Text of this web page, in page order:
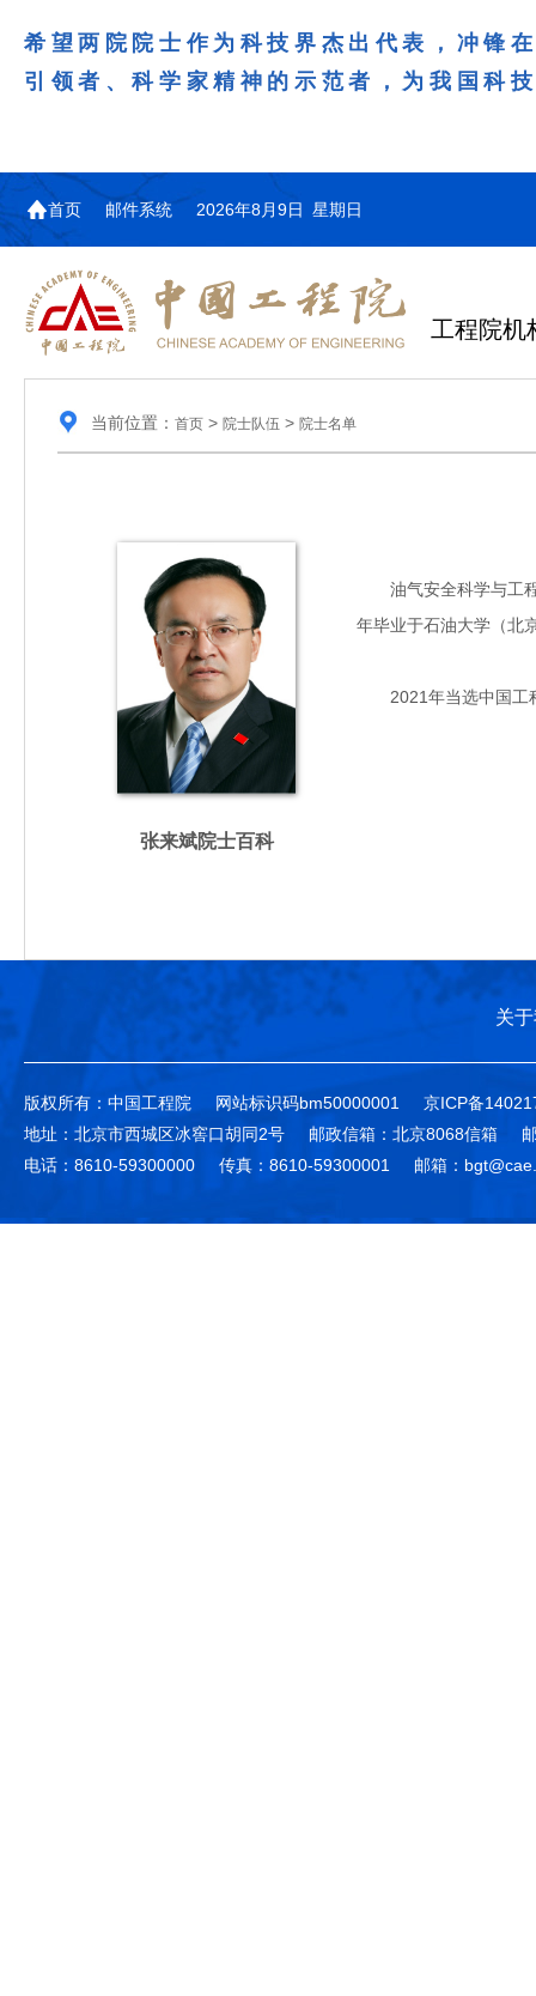
希望两院院士作为科技界杰出代表，冲锋
引领者、科学家精神的示范者，为我国科
首页 邮件系统 2026年8月9日 星期日
工程院机
当前位置： 首页> 院士队伍 > 院士名单
张来斌院士百科
油气安全科学与工程
年毕业于石油大学（北
2021年当选中国工
关
版权所有：中国工程院 网站标识码bm50000001
京ICP备
地址：北京市西城区冰窖口胡同2号
邮政信箱：北京8068信箱
电话：8610-59300000
传真：8610-59300001 邮箱：